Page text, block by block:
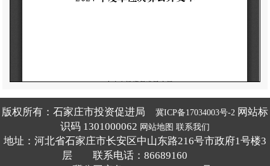
版权所有：石家庄市投资促进局 冀ICP备17034003号-2 网站标
识码 1301000062 网站地图 联系我们
地址：河北省石家庄市长安区中山东路216号市政府1号楼3
层 联系电话：86689160